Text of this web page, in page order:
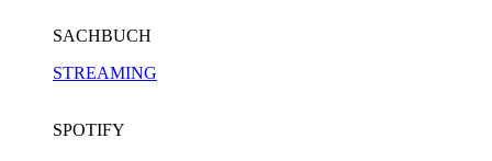
SACHBUCH
STREAMING
SPOTIFY